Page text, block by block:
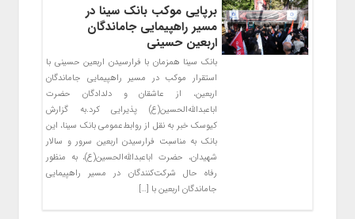
برپایی موکب بانک سینا در
مسیر راهپیمایی جاماندگان
اربعین حسینی
بانک سینا همزمان با فرارسیدن اربعین حسینی با
استقرار موکب در مسیر راهپیمایی جاماندگان
اربعین، از عاشقان و دلدادگان حضرت
اباعبدالله‌الحسین(ع) پذیرایی کرد.به گزارش
کیوسک خبر به نقل از روابط‌عمومی بانک سینا، این
بانک به مناسبت فرارسیدن اربعین سرور و سالار
شهیدان، حضرت اباعبدالله‌الحسین(ع)، به منظور
رفاه حال شرکت‌کنندگان در مسیر راهپیمایی
جاماندگان اربعین با […]